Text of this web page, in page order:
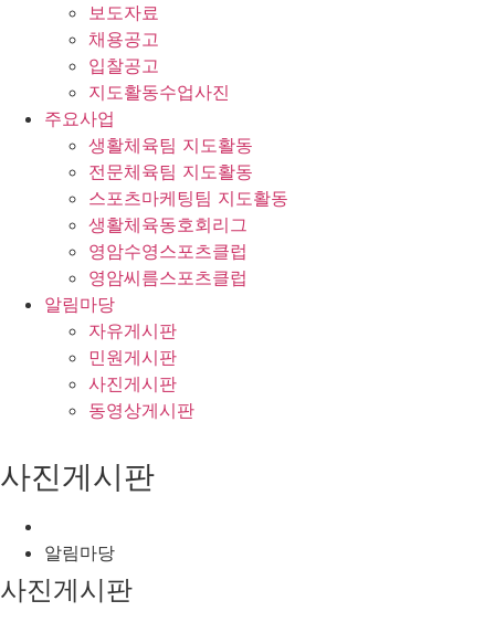
보도자료
채용공고
입찰공고
지도활동수업사진
주요사업
생활체육팀 지도활동
전문체육팀 지도활동
스포츠마케팅팀 지도활동
생활체육동호회리그
영암수영스포츠클럽
영암씨름스포츠클럽
알림마당
자유게시판
민원게시판
사진게시판
동영상게시판
사진게시판
알림마당
사진게시판